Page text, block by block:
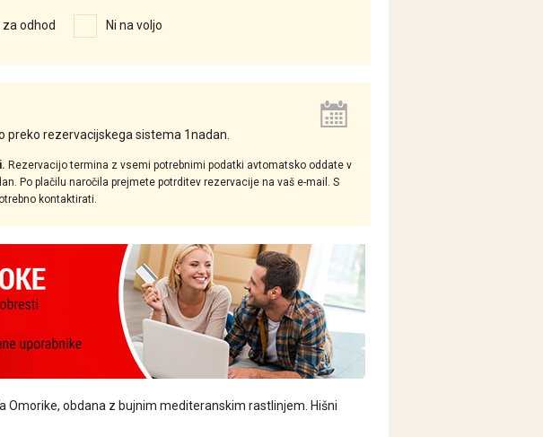
za odhod Ni na voljo
rezervacijskega sistema 1nadan.
Rezervacijo termina z vsemi potrebnimi podatki avtomatsko oddate v
Po plačilu naročila prejmete potrditev rezervacije na vaš e-mail. S
kontaktirati.
Omorike, obdana z bujnim mediteranskim rastlinjem. Hišni